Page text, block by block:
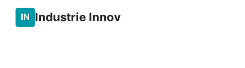
Industrie Innov